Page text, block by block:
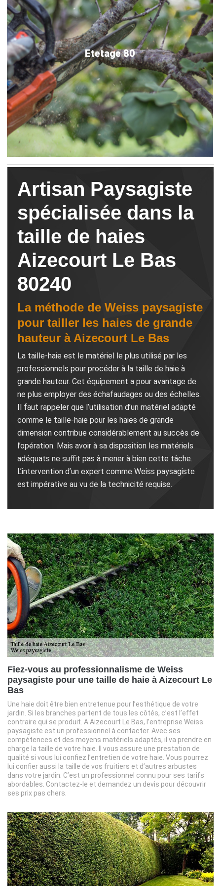
Etetage 80
Artisan Paysagiste
spécialisée dans la
taille de haies
Aizecourt Le Bas
80240
La méthode de Weiss paysagiste
pour tailler les haies de grande
hauteur à Aizecourt Le Bas
La taille-haie est le matériel le plus utilisé par les
professionnels pour procéder à la taille de haie à
grande hauteur. Cet équipement a pour avantage de
ne plus employer des échafaudages ou des échelles.
Il faut rappeler que l’utilisation d’un matériel adapté
comme le taille-haie pour les haies de grande
dimension contribue considérablement au succès de
l’opération. Mais avoir à sa disposition les matériels
adéquats ne suffit pas à mener à bien cette tâche.
L’intervention d’un expert comme Weiss paysagiste
est impérative au vu de la technicité requise.
Fiez-vous au professionnalisme de Weiss
paysagiste pour une taille de haie à Aizecourt Le
Bas
Une haie doit être bien entretenue pour l’esthétique de votre
jardin. Si les branches partent de tous les côtés, c’est l’effet
contraire qui se produit. A Aizecourt Le Bas, l’entreprise Weiss
paysagiste est un professionnel à contacter. Avec ses
compétences et des moyens matériels adaptés, il va prendre en
charge la taille de votre haie. Il vous assure une prestation de
qualité si vous lui confiez l’entretien de votre haie. Vous pourrez
lui confier aussi la taille de vos fruitiers et d’autres arbustes
dans votre jardin. C’est un professionnel connu pour ses tarifs
abordables. Contactez-le et demandez un devis pour découvrir
ses prix pas chers.